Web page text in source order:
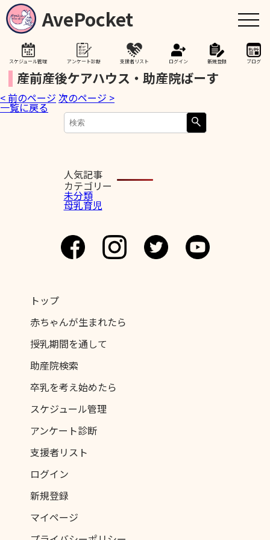
AvePocket
スケジュール管理 アンケート診断 支援者リスト ログイン 新規登録 ブログ
トップ
赤ちゃんが生まれたら
授乳期間を通して
助産院検索
卒乳を考え始めたら
産前産後ケアハウス・助産院ばーす
< 前のページ 次のページ >
一覧に戻る
人気記事
カテゴリー
未分類
母乳育児
トップ
赤ちゃんが生まれたら
授乳期間を通して
助産院検索
卒乳を考え始めたら
スケジュール管理
アンケート診断
支援者リスト
ログイン
新規登録
マイページ